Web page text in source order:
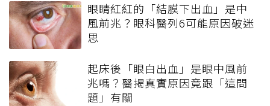
眼睛紅紅的「結膜下出血」是中
風前兆？眼科醫列6可能原因破迷
思
起床後「眼白出血」是眼中風前
兆嗎？醫揭真實原因竟跟「這問
題」有關